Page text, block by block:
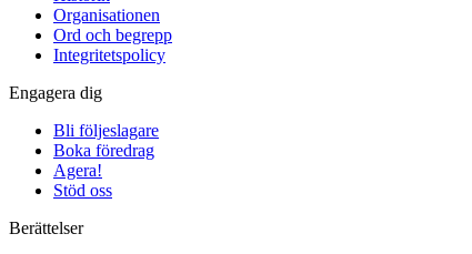
Organisationen
Ord och begrepp
Integritetspolicy
Engagera dig
Bli följeslagare
Boka föredrag
Agera!
Stöd oss
Berättelser